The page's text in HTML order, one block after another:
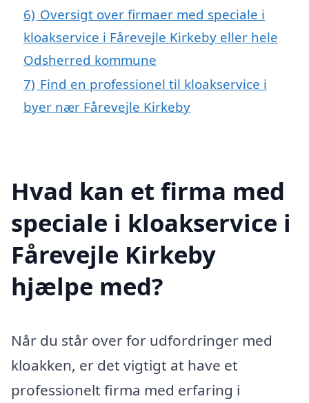
6) Oversigt over firmaer med speciale i
kloakservice i Fårevejle Kirkeby eller hele
Odsherred kommune
7) Find en professionel til kloakservice i
byer nær Fårevejle Kirkeby
Hvad kan et firma med
speciale i kloakservice i
Fårevejle Kirkeby
hjælpe med?
Når du står over for udfordringer med
kloakken, er det vigtigt at have et
professionelt firma med erfaring i